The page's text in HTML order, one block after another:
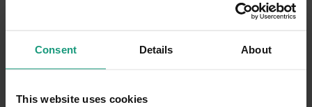
Consent Details About
This website uses cookies
Smakowitość
Bez szału
Twardy
Gumowy